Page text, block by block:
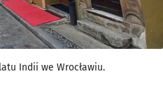
Indii we Wrocławiu.